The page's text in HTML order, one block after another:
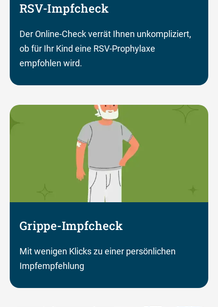
RSV-Impfcheck
Der Online-Check verrät Ihnen unkompliziert,
ob für Ihr Kind eine RSV-Prophylaxe
empfohlen wird.
Grippe-Impfcheck
Mit wenigen Klicks zu einer persönlichen
Impfempfehlung